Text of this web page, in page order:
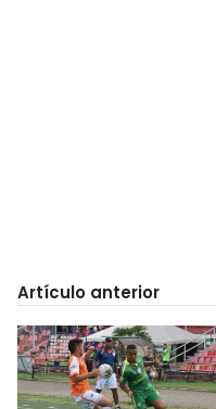
Artículo anterior